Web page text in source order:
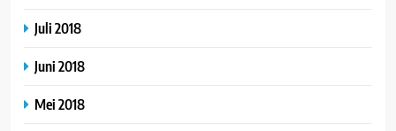
Juli 2018
Juni 2018
Mei 2018